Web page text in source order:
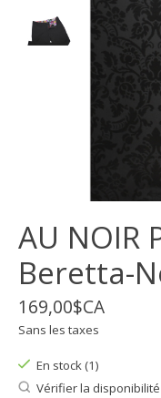
AU NOIR
Beretta-
169,00$CA
Sans les taxes
En stock (1)
Vérifier la